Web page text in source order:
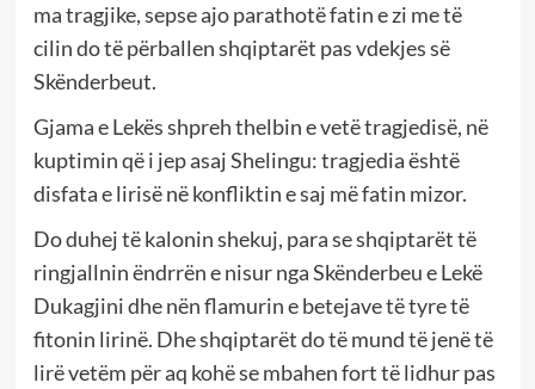
ma tragjike, sepse ajo parathotë fatin e zi me të
cilin do të përballen shqiptarët pas vdekjes së
Skënderbeut.
Gjama e Lekës shpreh thelbin e vetë tragjedisë, në
kuptimin që i jep asaj Shelingu: tragjedia është
disfata e lirisë në konfliktin e saj më fatin mizor.
Do duhej të kalonin shekuj, para se shqiptarët të
ringjallnin ëndrrën e nisur nga Skënderbeu e Lekë
Dukagjini dhe nën flamurin e betejave të tyre të
fitonin lirinë. Dhe shqiptarët do të mund të jenë të
lirë vetëm për aq kohë se mbahen fort të lidhur pas